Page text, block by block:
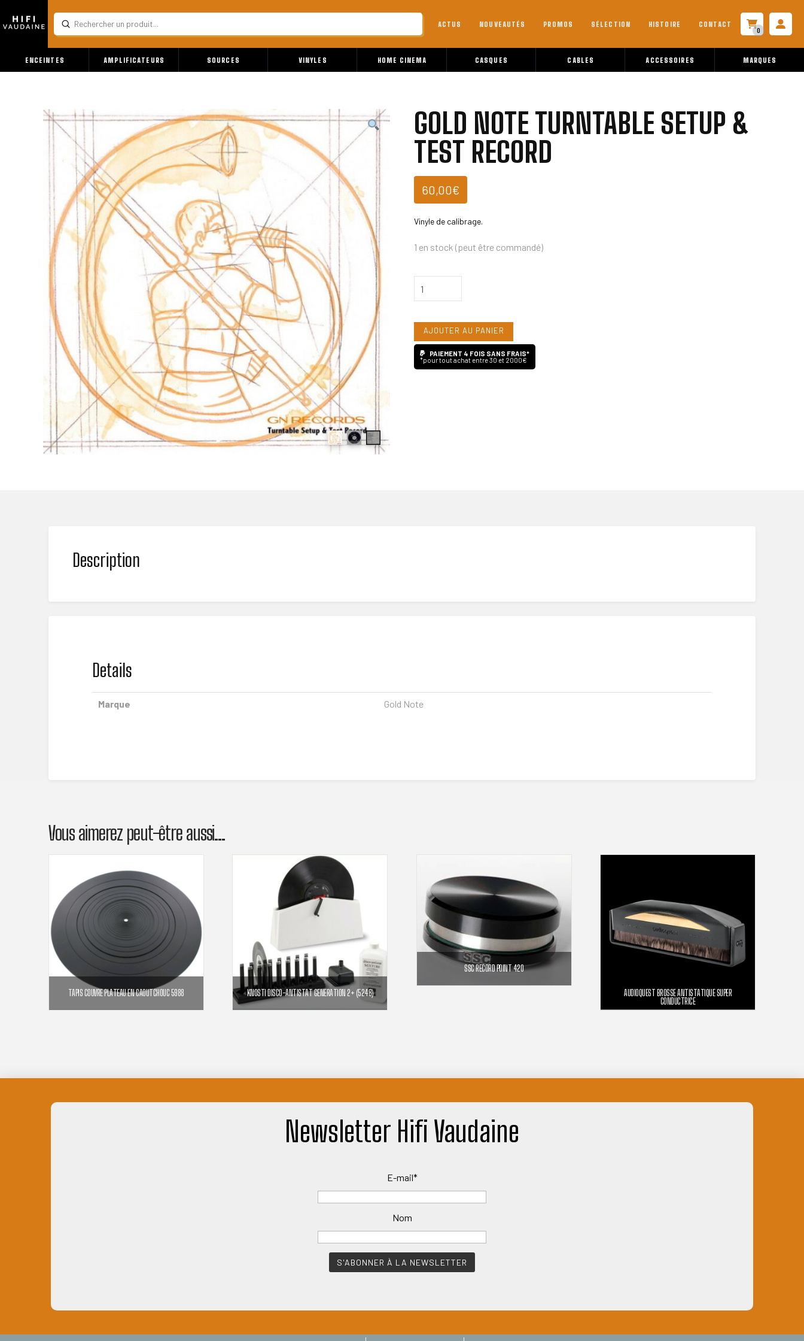
Search
Submit ACTUS NOUVEAUTÉS PROMOS SÉLECTION HISTOIRE CONTACT
0
ENCEINTES AMPLIFICATEURS SOURCES VINYLES HOME CINEMA CASQUES CABLES ACCESSOIRES MARQUES
GOLD NOTE TURNTABLE SETUP &
TEST RECORD
60,00€
Vinyle de calibrage.
1 en stock (peut être commandé)
quantité
de
Note
Turntable
Setup
AJOUTER AU PANIER
PAIEMENT 4 FOIS SANS FRAIS*
*pour tout achat entre 30 et 2000€
Description
Details
Marque Gold Note
Vous aimerez peut-être aussi…
TAPIS COUVRE PLATEAU EN CAOUTCHOUC 5988 KNOSTI DISCO-ANTISTAT GENERATION 2+ (5248)
SSC RECORD POINT 420
AUDIOQUEST BROSSE ANTISTATIQUE SUPER
CONDUCTRICE
Newsletter Hifi Vaudaine
E-mail*
Nom